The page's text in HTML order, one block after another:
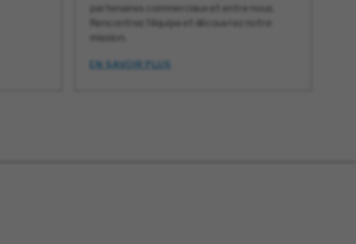
partenaires commerciaux et entre nous.
Rencontrez l'équipe et découvrez notre
EN SAVOIR PLUS